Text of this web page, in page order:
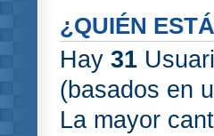
¿QUIÉN
Hay 31
(basados en
La mayor